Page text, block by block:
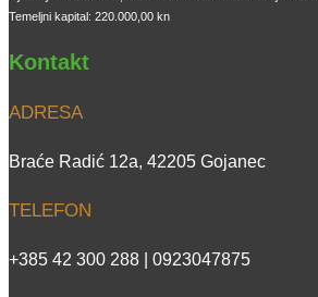
Temeljni kapital: 220.000,00 kn
Kontakt
ADRESA
Braće Radić 12a, 42205 Gojanec
TELEFON
+385 42 300 288 | 0923047875